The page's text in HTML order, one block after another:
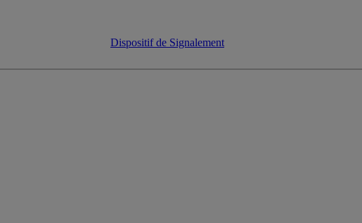
Dispositif de Signalement